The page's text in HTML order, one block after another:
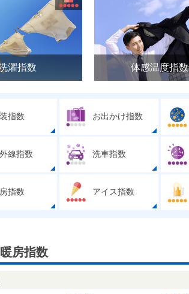
濯指数 体感温度指数
指数 お出かけ指数
線指数 洗車指数
指数 アイス指数
房指数